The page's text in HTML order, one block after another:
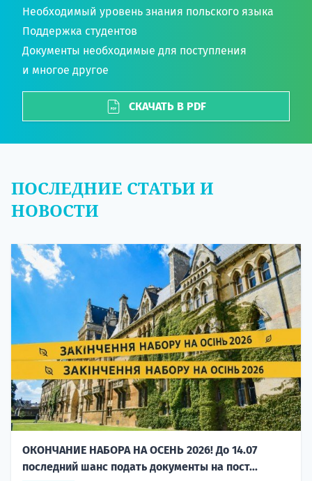
Необходимый уровень знания польского языка
Поддержка студентов
Документы необходимые для поступления
и многое другое
СКАЧАТЬ В PDF
ПОСЛЕДНИЕ СТАТЬИ И
НОВОСТИ
ОКОНЧАНИЕ НАБОРА НА ОСЕНЬ 2026! До 14.07
последний шанс подать документы на пост...